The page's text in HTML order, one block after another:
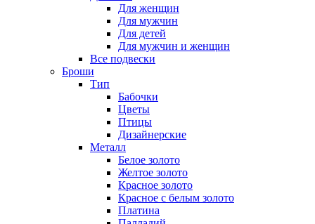
Для женщин
Для мужчин
Для детей
Для мужчин и женщин
Все подвески
Броши
Тип
Бабочки
Цветы
Птицы
Дизайнерские
Металл
Белое золото
Желтое золото
Красное золото
Красное с белым золото
Платина